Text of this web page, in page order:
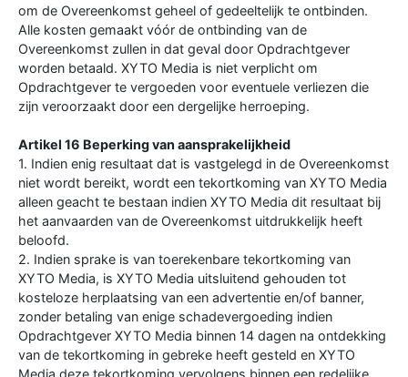
om de Overeenkomst geheel of gedeeltelijk te ontbinden.
Alle kosten gemaakt vóór de ontbinding van de
Overeenkomst zullen in dat geval door Opdrachtgever
worden betaald. XYTO Media is niet verplicht om
Opdrachtgever te vergoeden voor eventuele verliezen die
zijn veroorzaakt door een dergelijke herroeping.
Artikel 16 Beperking van aansprakelijkheid
1. Indien enig resultaat dat is vastgelegd in de Overeenkomst
niet wordt bereikt, wordt een tekortkoming van XYTO Media
alleen geacht te bestaan indien XYTO Media dit resultaat bij
het aanvaarden van de Overeenkomst uitdrukkelijk heeft
beloofd.
2. Indien sprake is van toerekenbare tekortkoming van
XYTO Media, is XYTO Media uitsluitend gehouden tot
kosteloze herplaatsing van een advertentie en/of banner,
zonder betaling van enige schadevergoeding indien
Opdrachtgever XYTO Media binnen 14 dagen na ontdekking
van de tekortkoming in gebreke heeft gesteld en XYTO
Media deze tekortkoming vervolgens binnen een redelijke